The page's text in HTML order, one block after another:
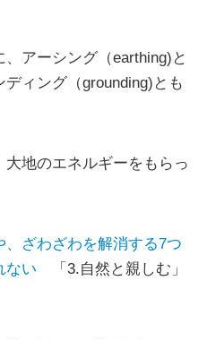
アーシング（earthing)と
ィング（grounding)とも
地のエネルギーをもらっ
、ざわざわを解消する7つ
ない 「3.自然と親しむ」